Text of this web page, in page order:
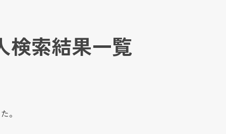
検索結果一覧
。